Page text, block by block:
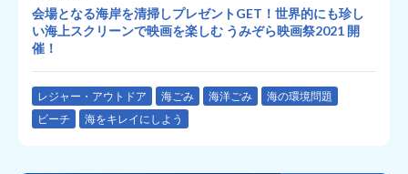
会場となる海岸を清掃しプレゼントGET！世界的にも珍し
い海上スクリーンで映画を楽しむ うみぞら映画祭2021 開
催！
レジャー・アウトドア 海ごみ 海洋ごみ
海の環境問題
ビーチ
海をキレイにしよう